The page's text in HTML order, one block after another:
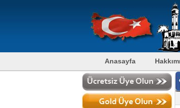
Anasayfa